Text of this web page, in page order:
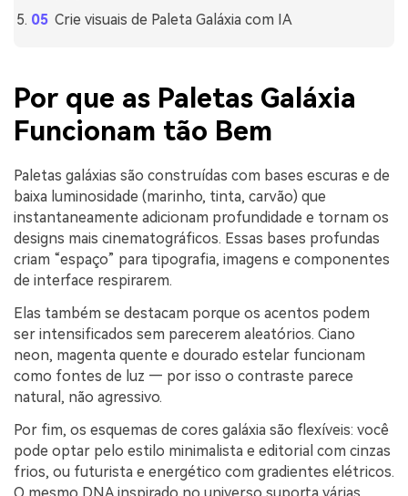
Crie visuais de Paleta Galáxia com IA
Por que as Paletas Galáxia
Funcionam tão Bem
Paletas galáxias são construídas com bases escuras e de
baixa luminosidade (marinho, tinta, carvão) que
instantaneamente adicionam profundidade e tornam os
designs mais cinematográficos. Essas bases profundas
criam “espaço” para tipografia, imagens e componentes
de interface respirarem.
Elas também se destacam porque os acentos podem
ser intensificados sem parecerem aleatórios. Ciano
neon, magenta quente e dourado estelar funcionam
como fontes de luz — por isso o contraste parece
natural, não agressivo.
Por fim, os esquemas de cores galáxia são flexíveis: você
pode optar pelo estilo minimalista e editorial com cinzas
frios, ou futurista e energético com gradientes elétricos.